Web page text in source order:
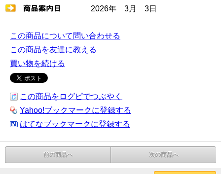
2026年 3月 3日
この商品について問い合わせる
この商品を友達に教える
買い物を続ける
この商品をログピでつぶやく
Yahoo!ブックマークに登録する
はてなブックマークに登録する
前の商品へ 次の商品へ